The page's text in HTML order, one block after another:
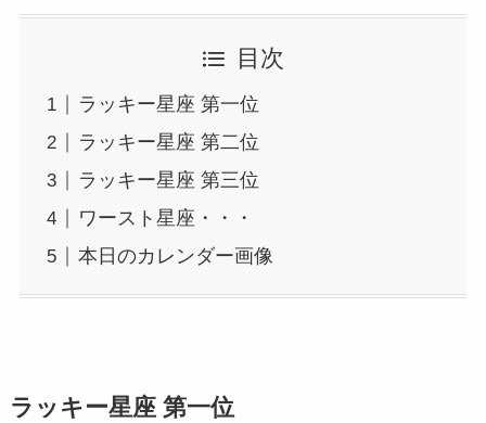
目次
ラッキー星座 第一位
ラッキー星座 第二位
ラッキー星座 第三位
ワースト星座・・・
本日のカレンダー画像
ラッキー星座 第一位